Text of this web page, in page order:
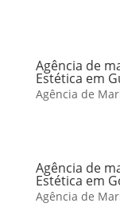
Agência de
Estética em
Agência de
Agência de
Estética em
Agência de